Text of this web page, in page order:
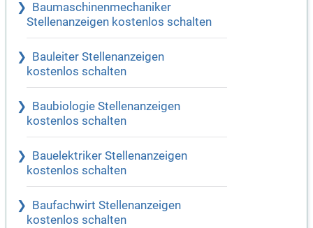
Baumaschinenmechaniker
Stellenanzeigen kostenlos schalten
Bauleiter Stellenanzeigen
kostenlos schalten
Baubiologie Stellenanzeigen
kostenlos schalten
Bauelektriker Stellenanzeigen
kostenlos schalten
Baufachwirt Stellenanzeigen
kostenlos schalten